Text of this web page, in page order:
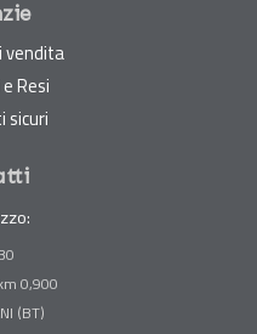
vendita
Resi
sicuri
0,900